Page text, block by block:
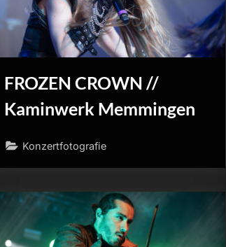
FROZEN CROWN //
Kaminwerk Memmingen
Konzertfotografie